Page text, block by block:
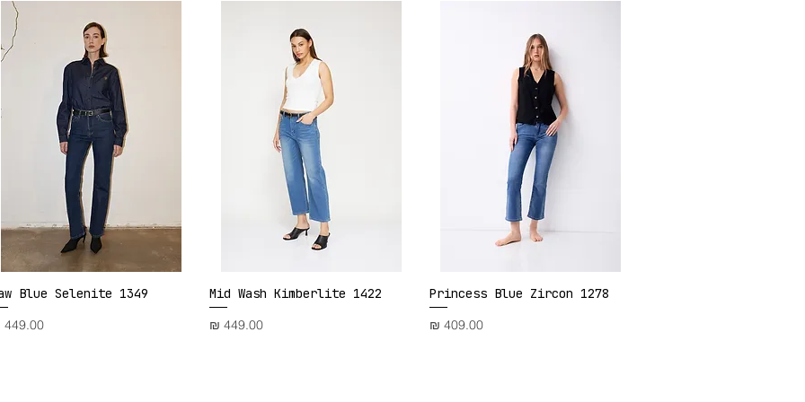
תצוגה מהירה
Princess Blue Zircon 1278
מחיר‏409.00 ‏₪
תצוגה מהירה
Mid Wash Kimberlite 1422
מחיר
תצוגה מהירה
Blue Selenite 1349
מחיר‏449.00 ‏₪